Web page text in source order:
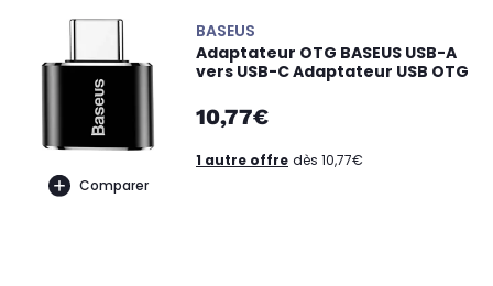
Comparer
BASEUS
Adaptateur OTG BASEUS USB-A
vers USB-C Adaptateur USB OTG
10,77€
1 autre offre dès 10,77€